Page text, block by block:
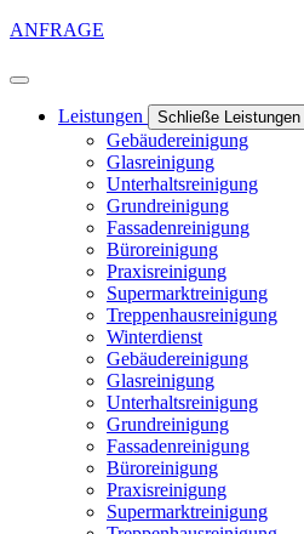
ANFRAGE
Leistungen Schließe Leistungen
Gebäudereinigung
Glasreinigung
Unterhaltsreinigung
Grundreinigung
Fassadenreinigung
Büroreinigung
Praxisreinigung
Supermarktreinigung
Treppenhausreinigung
Winterdienst
Gebäudereinigung
Glasreinigung
Unterhaltsreinigung
Grundreinigung
Fassadenreinigung
Büroreinigung
Praxisreinigung
Supermarktreinigung